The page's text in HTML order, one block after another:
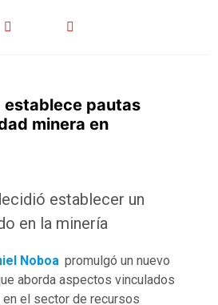
establece pautas
minera en
establecer un
en la minería
Noboa promulgó un nuevo
aborda aspectos vinculados
el sector de recursos